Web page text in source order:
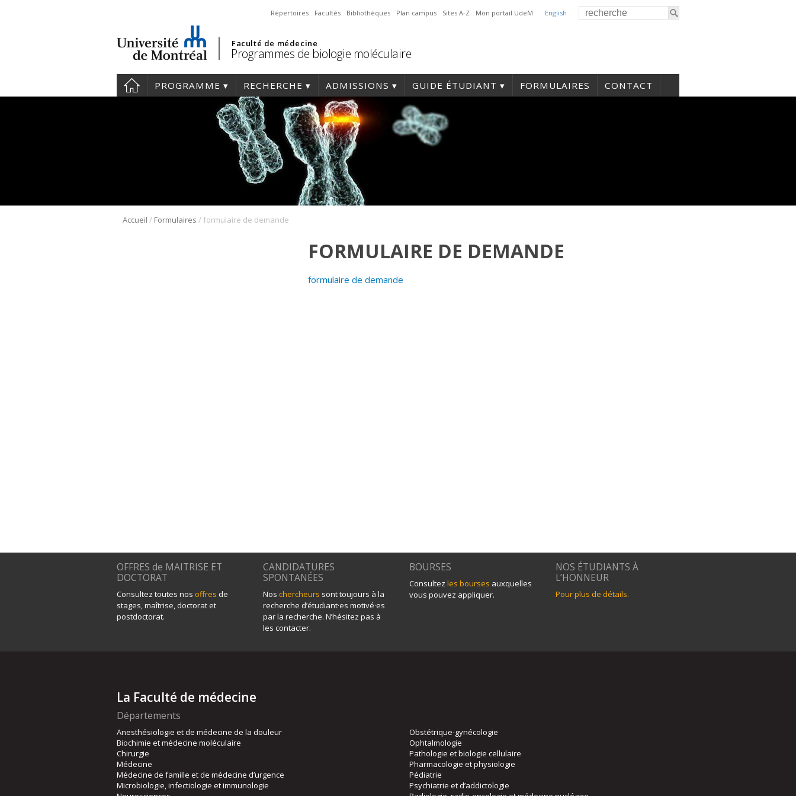
English
Répertoires Facultés Bibliothèques Plan campus Sites A-Z Mon portail UdeM
Faculté de médecine
Programmes de biologie moléculaire
PROGRAMME RECHERCHE ADMISSIONS GUIDE ÉTUDIANT FORMULAIRES CONTACT
Accueil / Formulaires / formulaire de demande
FORMULAIRE DE DEMANDE
formulaire de demande
OFFRES de MAITRISE ET
DOCTORAT
Consultez toutes nos offres de
stages, maîtrise, doctorat et
postdoctorat.
CANDIDATURES
SPONTANÉES
Nos chercheurs sont toujours à la
recherche d’étudiant·es motivé·es
par la recherche. N’hésitez pas à
les contacter.
BOURSES
Consultez les bourses auxquelles
vous pouvez appliquer.
NOS ÉTUDIANTS À
L’HONNEUR
Pour plus de détails.
La Faculté de médecine
Départements
Anesthésiologie et de médecine de la douleur
Biochimie et médecine moléculaire
Chirurgie
Médecine
Médecine de famille et de médecine d’urgence
Microbiologie, infectiologie et immunologie
Obstétrique-gynécologie
Ophtalmologie
Pathologie et biologie cellulaire
Pharmacologie et physiologie
Pédiatrie
Psychiatrie et d’addictologie